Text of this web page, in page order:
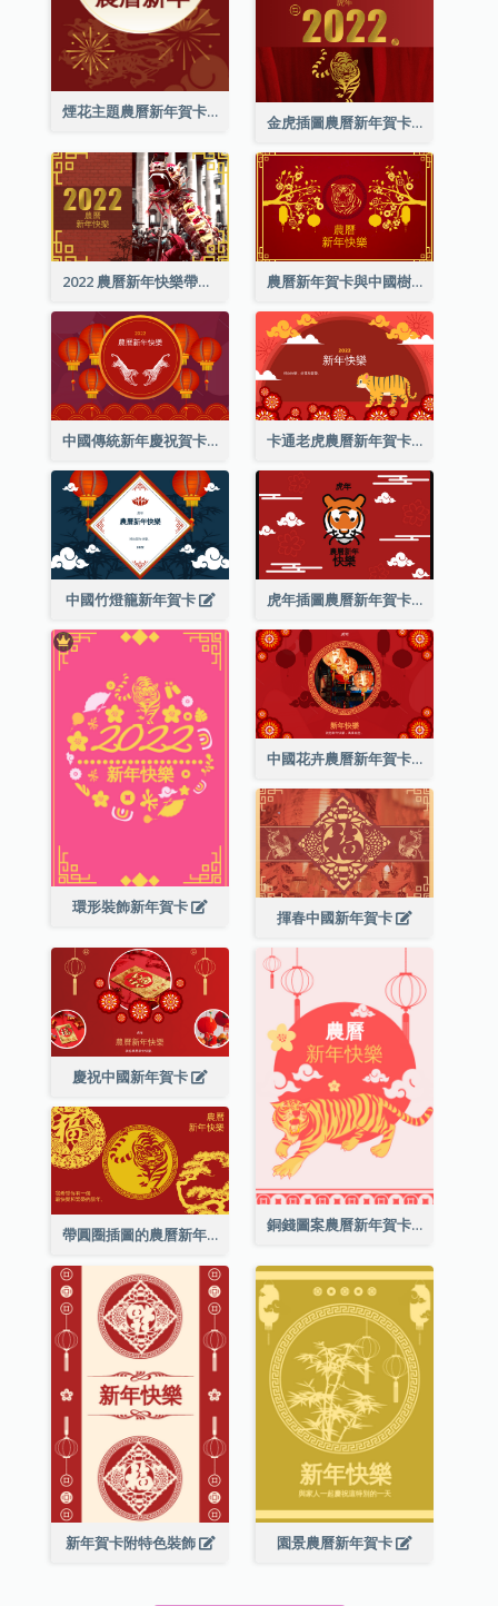
煙花主題農曆新年賀卡
金虎插圖農曆新年賀卡
2022 農曆新年快樂帶照片賀卡 農曆新年賀卡與中國樹插圖
中國傳統新年慶祝賀卡 卡通老虎農曆新年賀卡
中國竹燈籠新年賀卡 虎年插圖農曆新年賀卡
環形裝飾新年賀卡
中國花卉農曆新年賀卡
揮春中國新年賀卡
慶祝中國新年賀卡
銅錢圖案農曆新年賀卡
帶圓圈插圖的農曆新年快樂賀卡
新年賀卡附特色裝飾 園景農曆新年賀卡